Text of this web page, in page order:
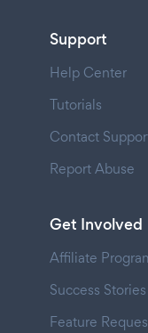
Support
Help Center
Tutorials
Contact
Report Abuse
Get Involved
Affiliate
Success Stories
Feature